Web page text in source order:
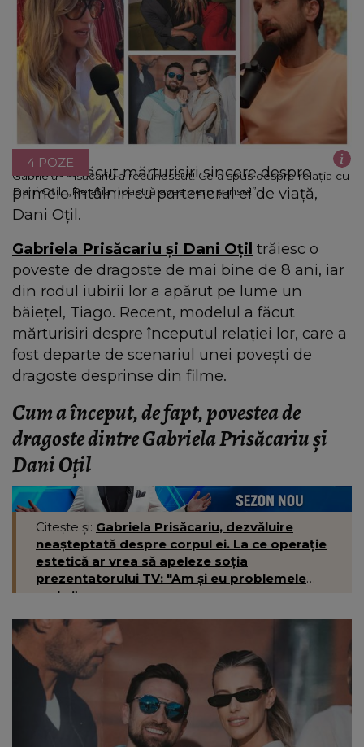
Gabriela Prisăcariu a recunoscut! Ce a spus despre relația cu
Dani Oțil: „Relația noastră avea zero șanse!”
4 POZE
Vedeta a făcut mărturisiri sincere despre
primele întâlniri cu partenerul ei de viață,
Dani Oțil.
Gabriela Prisăcariu și Dani Oțil trăiesc o
poveste de dragoste de mai bine de 8 ani, iar
din rodul iubirii lor a apărut pe lume un
băiețel, Tiago. Recent, modelul a făcut
mărturisiri despre începutul relației lor, care a
fost departe de scenariul unei povești de
dragoste desprinse din filme.
Cum a început, de fapt, povestea de
dragoste dintre Gabriela Prisăcariu și
Dani Oțil
Citește și: Gabriela Prisăcariu, dezvăluire
neașteptată despre corpul ei. La ce operație
estetică ar vrea să apeleze soția
prezentatorului TV: "Am și eu problemele
mele.”